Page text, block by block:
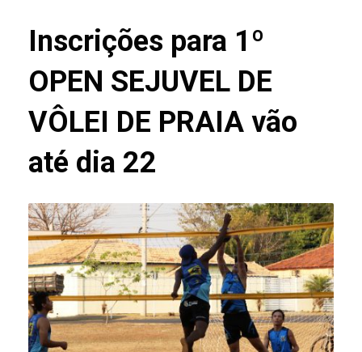
Inscrições para 1º
OPEN SEJUVEL DE
VÔLEI DE PRAIA vão
até dia 22